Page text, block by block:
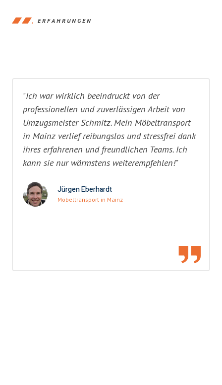
ERFAHRUNGEN
"Ich war wirklich beeindruckt von der
professionellen und zuverlässigen Arbeit von
Umzugsmeister Schmitz. Mein Möbeltransport
in Mainz verlief reibungslos und stressfrei dank
ihres erfahrenen und freundlichen Teams. Ich
kann sie nur wärmstens weiterempfehlen!"
Jürgen Eberhardt
Möbeltransport in Mainz